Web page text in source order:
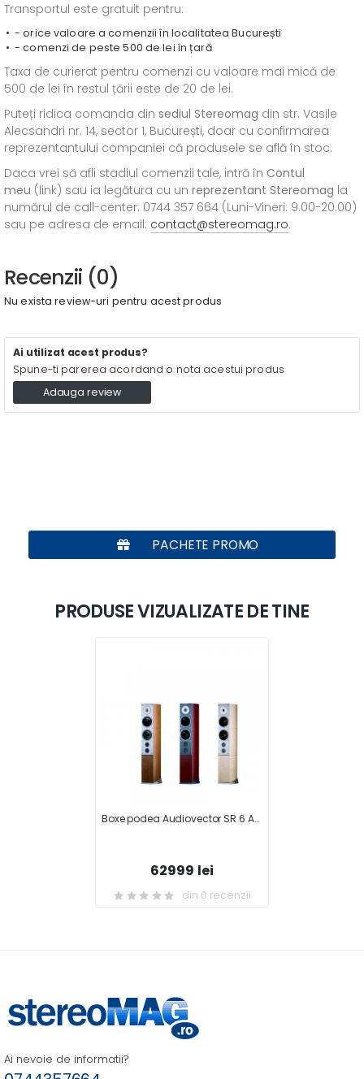
Transportul este gratuit pentru:
- orice valoare a comenzii în localitatea București
- comenzi de peste 500 de lei în țară
Taxa de curierat pentru comenzi cu valoare mai mică de
500 de lei în restul țării este de 20 de lei.
Puteți ridica comanda din sediul Stereomag din str. Vasile
Alecsandri nr. 14, sector 1, București, doar cu confirmarea
reprezentantului companiei că produsele se află în stoc.
Daca vrei să afli stadiul comenzii tale, intră în Contul
meu (link) sau ia legătura cu un reprezentant Stereomag la
numărul de call-center: 0744 357 664 (Luni-Vineri: 9.00-20.00)
sau pe adresa de email: contact@stereomag.ro.
Recenzii (0)
Nu exista review-uri pentru acest produs
Ai utilizat acest produs?
Spune-ti parerea acordand o nota acestui produs
Adauga review
PACHETE PROMO
PRODUSE VIZUALIZATE DE TINE
Boxe podea Audiovector SR 6 Avantgarde
62999 lei
din 0 recenzii
Ai nevoie de informatii?